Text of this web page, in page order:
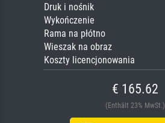
Druk i nośnik
Wykończenie
Rama na płótno
Wieszak na obraz
Koszty licencjonowania
€ 165.62
(Enthält 23% MwSt.)